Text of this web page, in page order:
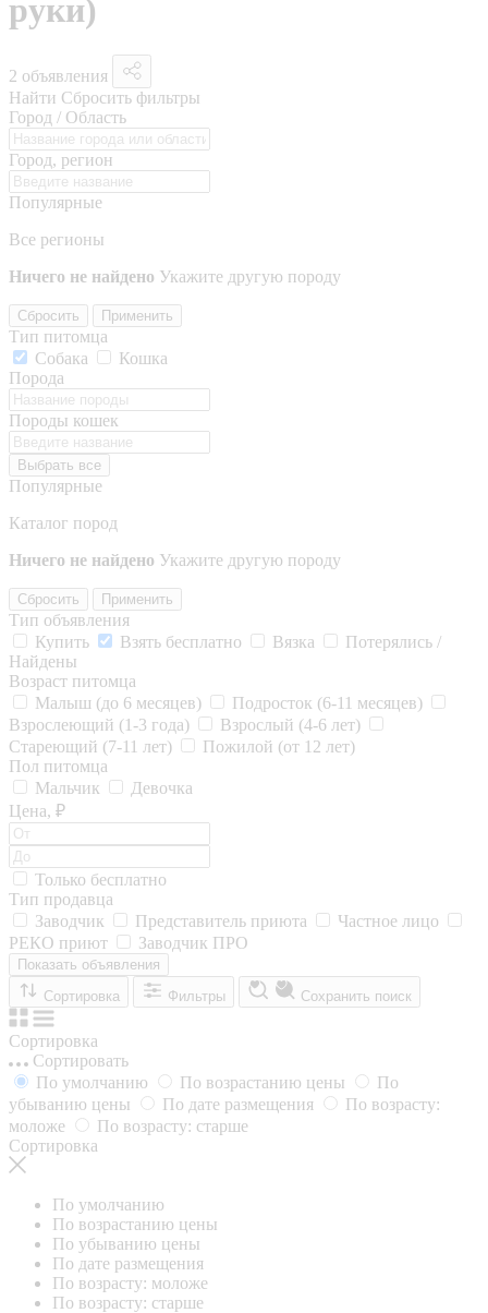
руки)
2 объявления
Найти Сбросить фильтры
Город / Область
Город, регион
Популярные
Все регионы
Ничего не найдено Укажите другую породу
Сбросить Применить
Тип питомца
Собака
Кошка
Порода
Породы кошек
Выбрать все
Популярные
Каталог пород
Ничего не найдено Укажите другую породу
Сбросить Применить
Тип объявления
Купить
Взять бесплатно Вязка
Потерялись /
Найдены
Возраст питомца
Малыш (до 6 месяцев)
Подросток (6-11 месяцев)
Взрослеющий (1-3 года)
Взрослый (4-6 лет)
Стареющий (7-11 лет)
Пожилой (от 12 лет)
Пол питомца
Мальчик
Девочка
Цена, ₽
Только бесплатно
Тип продавца
Заводчик
Представитель приюта
Частное лицо
РЕКО приют
Заводчик ПРО
Показать объявления
Сортировка
Фильтры Сохранить поиск
Сортировка
Сортировать
По умолчанию
По возрастанию цены
По
убыванию цены
По дате размещения
По возрасту:
моложе
По возрасту: старше
Сортировка
По умолчанию
По возрастанию цены
По убыванию цены
По дате размещения
По возрасту: моложе
По возрасту: старше